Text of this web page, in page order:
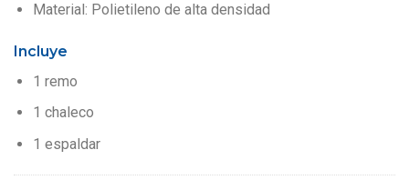
Material: Polietileno de alta densidad
Incluye
1 remo
1 chaleco
1 espaldar